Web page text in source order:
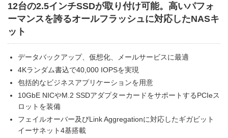
12台の2.5インチSSDが取り付け可能。高いパフォ
ーマンスを誇るオールフラッシュに対応したNASキ
ット
データバックアップ、仮想化、メールサービスに最適
4Kランダム書込で40,000 IOPSを実現
包括的なビジネスアプリケーションを用意
10GbE NICやM.2 SSDアダプターカードをサポートするPCIeス
ロットを装備
フェイルオーバー及びLink Aggregationに対応したギガビット
イーサネット4基搭載